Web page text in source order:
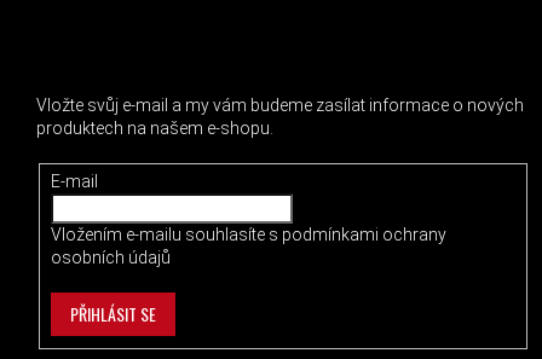
Vložte svůj e-mail a my vám budeme zasílat informace o nových
produktech na našem e-shopu.
E-mail
Vložením e-mailu souhlasíte s podmínkami ochrany
osobních údajů
PŘIHLÁSIT SE